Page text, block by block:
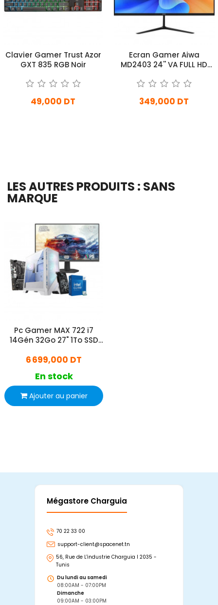
Clavier Gamer Trust Azor
GXT 835 RGB Noir
49,000 DT
Ecran Gamer Aiwa
MD2403 24'' VA FULL HD
349,000 DT
LES AUTRES PRODUITS : SANS
MARQUE
Pc Gamer MAX 722 i7
14Gén 32Go 27" 1To SSD
6 699,000 DT
En stock
Ajouter au panier
Mégastore Charguia
70 22 33 00
support-client@spacenet.tn
56, Rue de L'industrie Charguia I 2035 -
Tunis
Du lundi au samedi
08:00AM - 07:00PM
Dimanche
09:00AM - 03:00PM